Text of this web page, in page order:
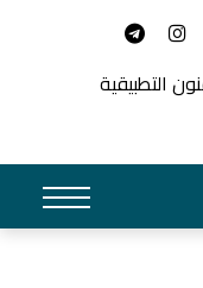
التطبيقية